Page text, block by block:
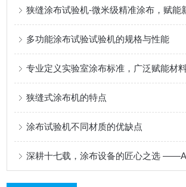
多功能涂布试验试验机的规格与性能
专业定义实验室涂布标准，广泛赋能材
狭缝式涂布机的特点
涂布试验机不同材质的优缺点